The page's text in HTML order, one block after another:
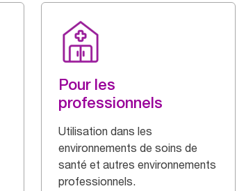
Pour les
professionnels
Utilisation dans les
environnements de soins de
santé et autres environnements
professionnels.